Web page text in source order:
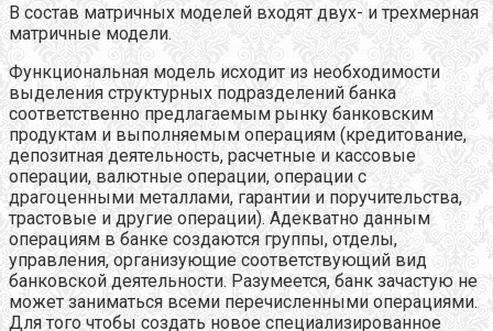
В состав матричных моделей входят двух- и трехмерная
матричные модели.
Функциональная модель исходит из необходимости
выделения структурных подразделений банка
соответственно предлагаемым рынку банковским
продуктам и выполняемым операциям (кредитование,
депозитная деятельность, расчетные и кассовые
операции, валютные операции, операции с
драгоценными металлами, гарантии и поручительства,
трастовые и другие операции). Адекватно данным
операциям в банке создаются группы, отделы,
управления, организующие соответствующий вид
банковской деятельности. Разумеется, банк зачастую не
может заниматься всеми перечисленными операциями.
Для того чтобы создать новое специализированное